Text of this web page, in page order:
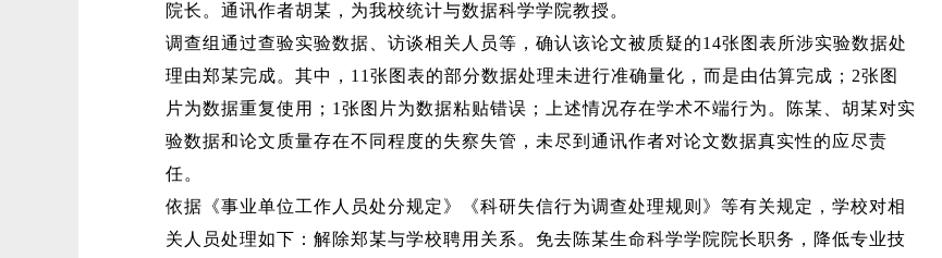
院长。通讯作者胡某，为我校统计与数据科学学院教授。
调查组通过查验实验数据、访谈相关人员等，确认该论文被质疑的14张图表所涉实验数据处
理由郑某完成。其中，11张图表的部分数据处理未进行准确量化，而是由估算完成；2张图
片为数据重复使用；1张图片为数据粘贴错误；上述情况存在学术不端行为。陈某、胡某对实
验数据和论文质量存在不同程度的失察失管，未尽到通讯作者对论文数据真实性的应尽责
任。
依据《事业单位工作人员处分规定》《科研失信行为调查处理规则》等有关规定，学校对相
关人员处理如下：解除郑某与学校聘用关系。免去陈某生命科学学院院长职务，降低专业技